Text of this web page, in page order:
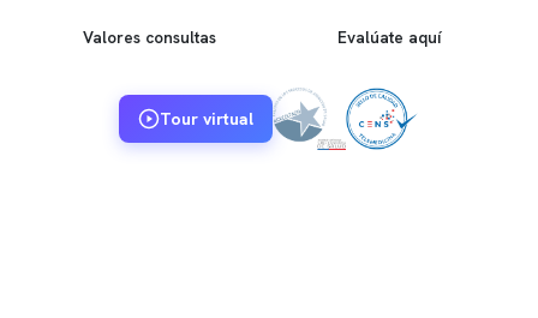
Valores consultas Evalúate aquí
Tour virtual